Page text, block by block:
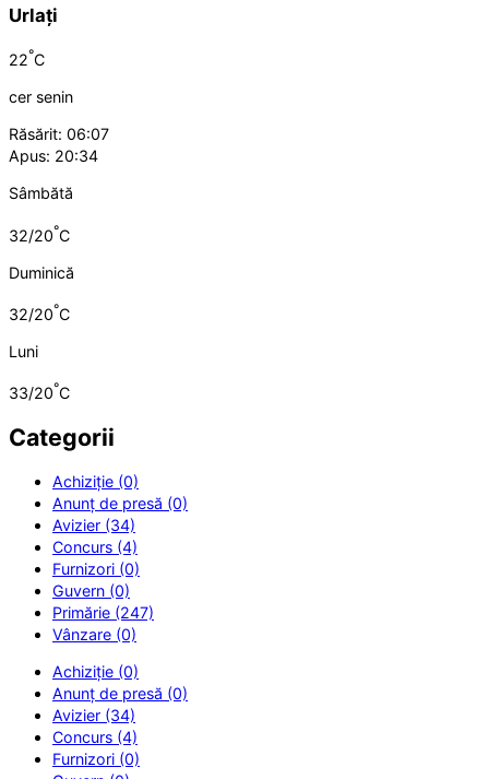
Urlați
22°C
cer senin
Răsărit: 06:07
Apus: 20:34
Sâmbătă
32/20°C
Duminică
32/20°C
Luni
33/20°C
Categorii
Achiziție (0)
Anunț de presă (0)
Avizier (34)
Concurs (4)
Furnizori (0)
Guvern (0)
Primărie (247)
Vânzare (0)
Achiziție (0)
Anunț de presă (0)
Avizier (34)
Concurs (4)
Furnizori (0)